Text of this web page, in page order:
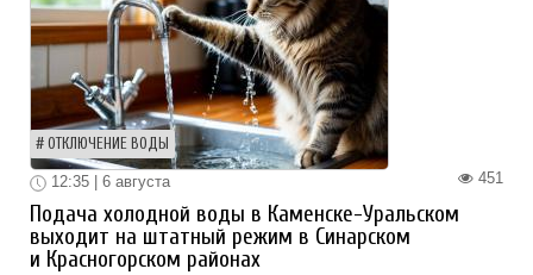
ОТКЛЮЧЕНИЕ ВОДЫ
451
12:35 | 6 августа
Подача холодной воды в Каменске-Уральском
выходит на штатный режим в Синарском
и Красногорском районах